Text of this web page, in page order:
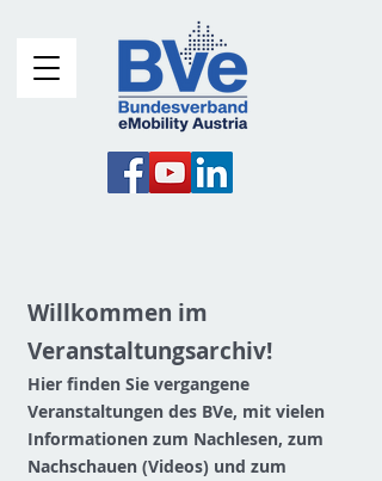
Willkommen im
Veranstaltungsarchiv!
Hier finden Sie vergangene
Veranstaltungen des BVe, mit vielen
Informationen zum Nachlesen, zum
Nachschauen (Videos) und zum